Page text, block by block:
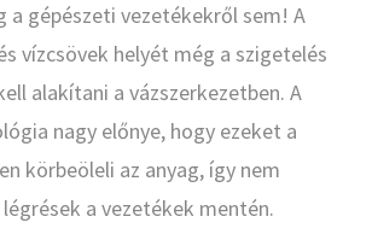
a gépészeti vezetékekről sem! A
vízcsövek helyét még a szigetelés
alakítani a vázszerkezetben. A
nagy előnye, hogy ezeket a
körbeöleli az anyag, így nem
a vezetékek mentén.